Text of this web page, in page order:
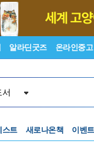
알라딘굿즈 온라인중고
서
스트 새로나온책 이벤트